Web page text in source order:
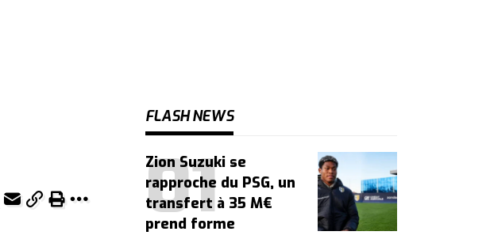
FLASH NEWS
Zion Suzuki se
rapproche du PSG, un
transfert à 35 M€
prend forme